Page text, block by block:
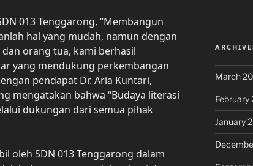
013 Tenggarong, “Membangun
hal yang mudah, namun dengan
orang tua, kami berhasil
yang mendukung perkembangan
pendapat Dr. Aria Kuntari,
mengatakan bahwa “Budaya literasi
dukungan dari semua pihak
oleh SDN 013 Tenggarong dalam
March
February
January